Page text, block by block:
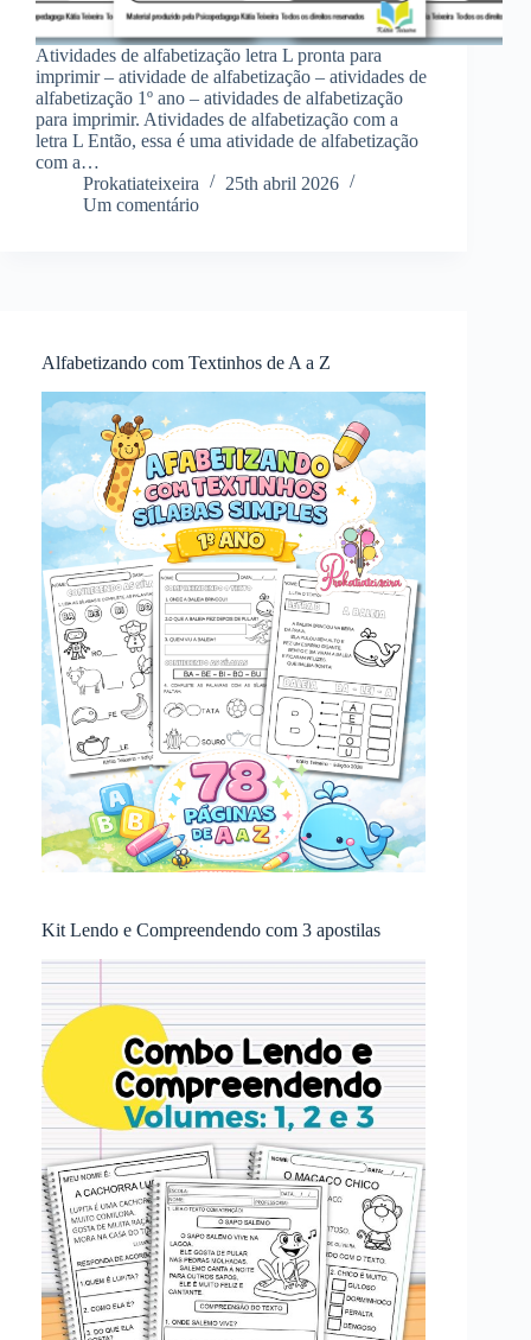
Atividades de alfabetização letra L pronta para
imprimir – atividade de alfabetização – atividades de
alfabetização 1º ano – atividades de alfabetização
para imprimir. Atividades de alfabetização com a
letra L Então, essa é uma atividade de alfabetização
com a…
Prokatiateixeira
25th abril 2026
Um comentário
Alfabetizando com Textinhos de A a Z
Kit Lendo e Compreendendo com 3 apostilas